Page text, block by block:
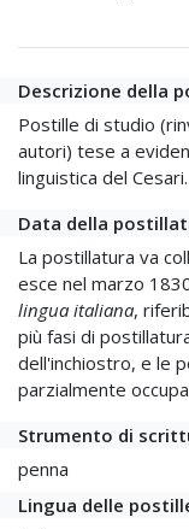
Descrizione della
Postille di studio
autori) tese a
linguistica del Cesari.
Data della
La postillatura va
esce nel marzo
lingua italiana,
più fasi di
dell'inchiostro, e le
parzialmente
Strumento di
penna
Lingua delle